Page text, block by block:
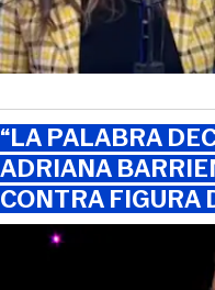
“LA PALABRA
ADRIANA
CONTRA FIGURA